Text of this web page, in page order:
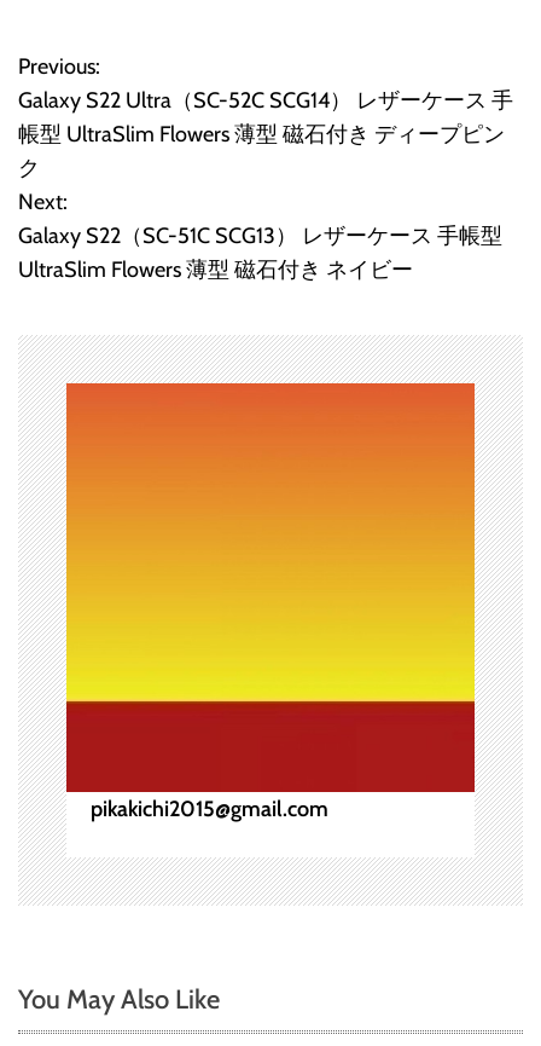
投
稿
ナ
ビ
ゲ
ー
シ
ョ
ン
Previous:
Galaxy S22 Ultra（SC-52C SCG14） レザーケース 手
帳型 UltraSlim Flowers 薄型 磁石付き ディープピン
ク
Next:
Galaxy S22（SC-51C SCG13） レザーケース 手帳型
UltraSlim Flowers 薄型 磁石付き ネイビー
pikakichi2015@gmail.com
You May Also Like